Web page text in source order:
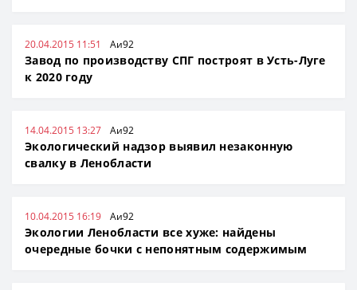
20.04.2015 11:51 Аи92
Завод по производству СПГ построят в Усть-Луге
к 2020 году
14.04.2015 13:27 Аи92
Экологический надзор выявил незаконную
свалку в Ленобласти
10.04.2015 16:19 Аи92
Экологии Ленобласти все хуже: найдены
очередные бочки с непонятным содержимым